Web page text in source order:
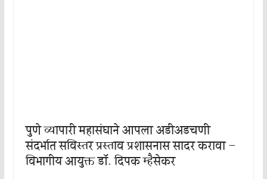
पुणे व्यापारी महासंघाने आपला अडीअडचणी
संदर्भात सविस्तर प्रस्ताव प्रशासनास सादर करावा –
विभागीय आयुक्त डॉ. दिपक म्हैसेकर